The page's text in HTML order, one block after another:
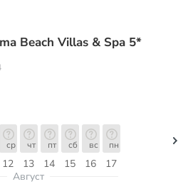
Beach Villas & Spa 5*
12
ср
13
чт
14
пт
15
сб
16
вс
17
пн
Август